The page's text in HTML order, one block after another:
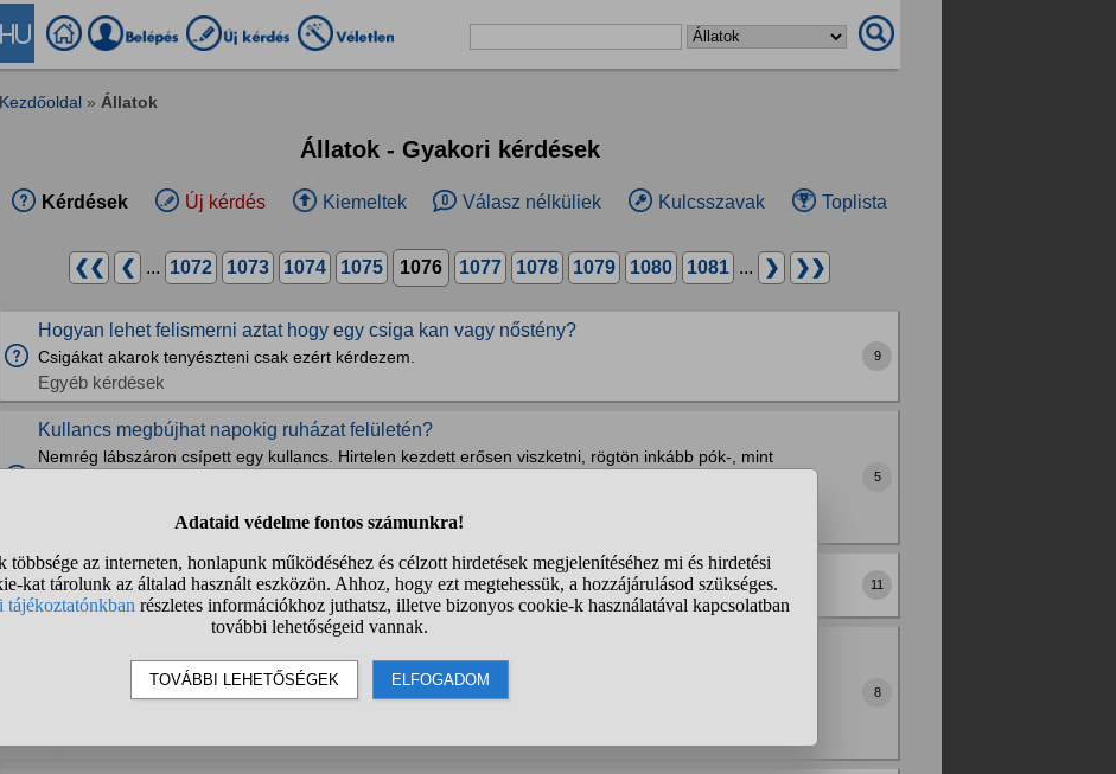
Kezdőoldal » Állatok
Állatok - Gyakori kérdések
Kérdések Új kérdés Kiemeltek Válasz nélküliek Kulcsszavak Toplista
❮❮ ❮ ... 1072 1073 1074 1075 1076 1077 1078 1079 1080 1081 ... ❯ ❯❯
Hogyan lehet felismerni aztat hogy egy csiga kan vagy nőstény?
Csigákat akarok tenyészteni csak ezért kérdezem.
Egyéb kérdések
9
Kullancs megbújhat napokig ruházat felületén?
Nemrég lábszáron csípett egy kullancs. Hirtelen kezdett erősen viszketni, rögtön inkább pók-, mint
Rovarok, ízeltlábúak
5
Szoktátok itatni fecskendővel a cicátokat ebben a nagy melegben?
Macskák
11
Nem is tudtam, hogy bejött, meg azt se hogy jött be, csak látom a konyha padlóján van egy gyík, és
8